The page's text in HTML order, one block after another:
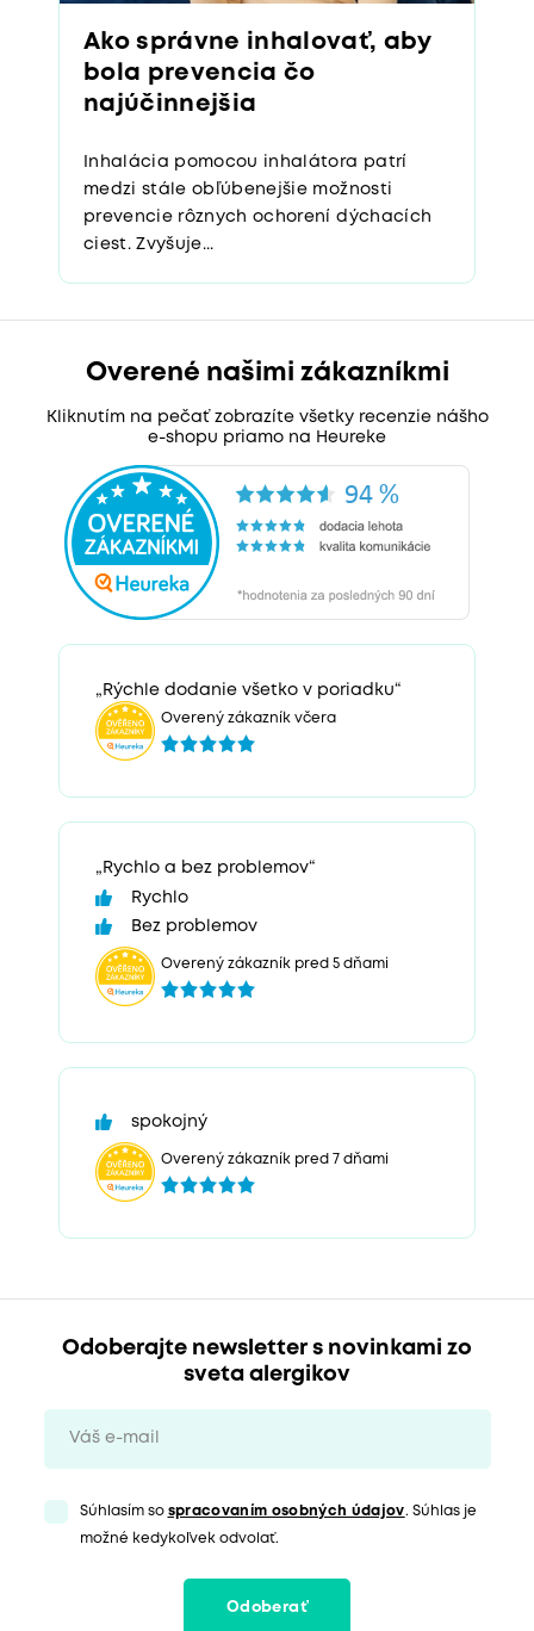
Ako správne inhalovať, aby
bola prevencia čo
najúčinnejšia
Inhalácia pomocou inhalátora patrí
medzi stále obľúbenejšie možnosti
prevencie rôznych ochorení dýchacích
ciest. Zvyšuje...
Overené našimi zákazníkmi
Kliknutím na pečať zobrazíte všetky recenzie nášho
e-shopu priamo na Heureke
„Rýchle dodanie všetko v poriadku“
Overený zákazník včera
„Rychlo a bez problemov“
Rychlo
Bez problemov
Overený zákazník pred 5 dňami
spokojný
Overený zákazník pred 7 dňami
Odoberajte newsletter s novinkami zo
sveta alergikov
Súhlasím so spracovaním osobných údajov. Súhlas je
možné kedykoľvek odvolať.
Odoberať